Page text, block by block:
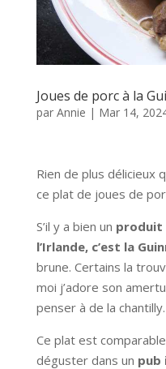
Joues de porc à la
par Annie | Mar 14,
Rien de plus délicieux
ce plat de joues de
S’il y a bien un produit
l’Irlande, c’est la
brune. Certains la
moi j’adore son
penser à de la chantilly.
Ce plat est
déguster dans un pub